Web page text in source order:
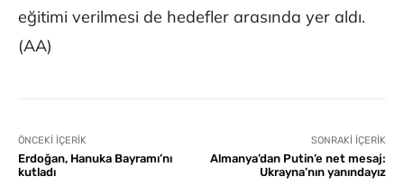
eğitimi verilmesi de hedefler arasında yer aldı.
(AA)
ÖNCEKI İÇERIK
Erdoğan, Hanuka Bayramı’nı
kutladı
SONRAKI İÇERIK
Almanya’dan Putin’e net mesaj:
Ukrayna’nın yanındayız